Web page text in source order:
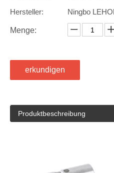
Hersteller:
Ningbo
Menge:
erkundigen
Produktbeschreibung